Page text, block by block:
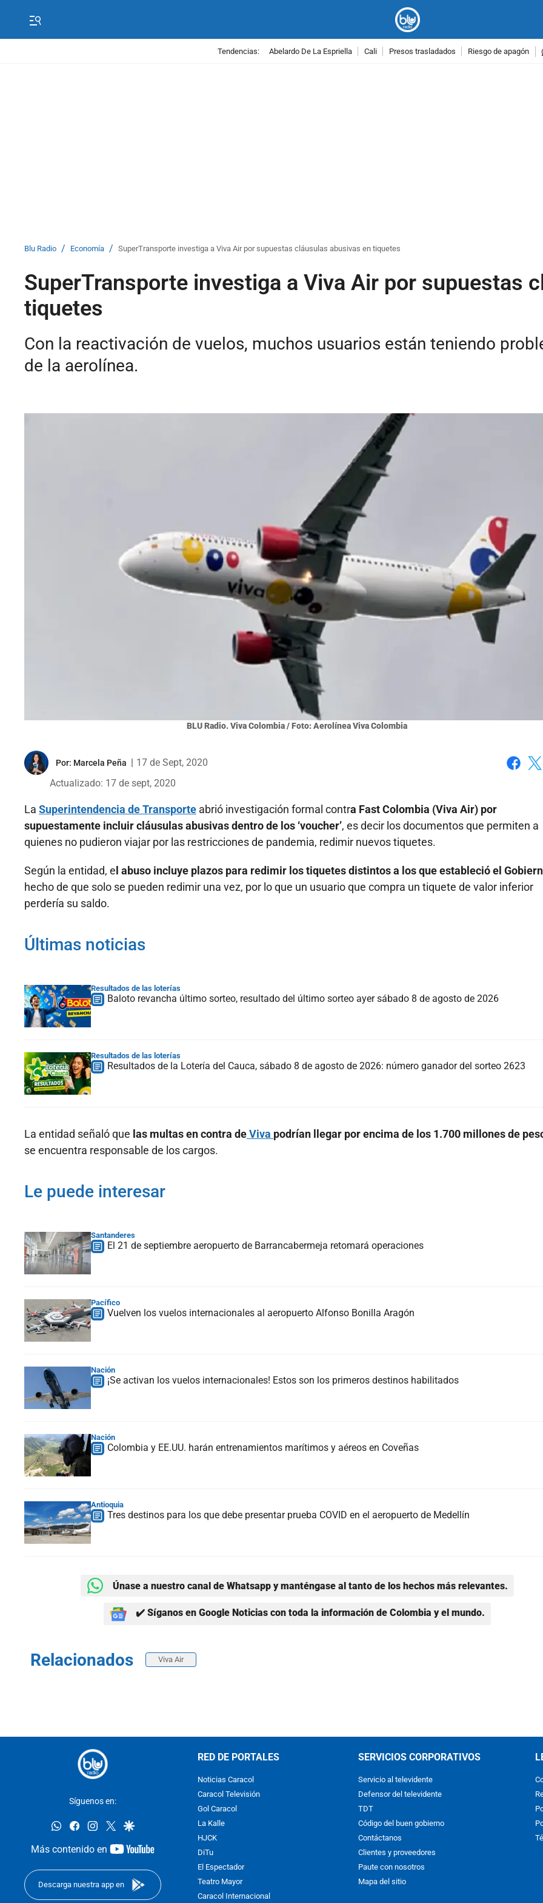
Tendencias: Abelardo De La Espriella Cali Presos trasladados Riesgo de apagón
Blu Radio / Economía / SuperTransporte investiga a Viva Air por supuestas cláusulas abusivas en tiquetes
SuperTransporte investiga a Viva Air por supuestas
tiquetes
Con la reactivación de vuelos, muchos usuarios están teniendo
de la aerolínea.
BLU Radio. Viva Colombia / Foto: Aerolínea Viva Colombia
Por: Marcela Peña
17 de Sept, 2020
Actualizado: 17 de sept, 2020
La Superintendencia de Transporte abrió investigación formal contra Fast Colombia (Viva Air) por
supuestamente incluir cláusulas abusivas dentro de los ‘voucher’, es decir los documentos que permiten a
quienes no pudieron viajar por las restricciones de pandemia, redimir nuevos tiquetes.
Según la entidad, e l abuso incluye plazos para redimir los tiquetes distintos a los que estableció el
hecho de que solo se pueden redimir una vez, por lo que un usuario que compra un tiquete de valor inferior
perdería su saldo.
Últimas noticias
Resultados de las loterías
Baloto revancha último sorteo, resultado del último sorteo ayer sábado 8 de agosto de 2026
Resultados de las loterías
Resultados de la Lotería del Cauca, sábado 8 de agosto de 2026: número ganador del sorteo 2623
La entidad señaló que las multas en contra deViva podrían llegar por encima de los 1.700 millones de
se encuentra responsable de los cargos.
Le puede interesar
Santanderes
El 21 de septiembre aeropuerto de Barrancabermeja retomará operaciones
Pacífico
Vuelven los vuelos internacionales al aeropuerto Alfonso Bonilla Aragón
Nación
¡Se activan los vuelos internacionales! Estos son los primeros destinos habilitados
Nación
Colombia y EE.UU. harán entrenamientos marítimos y aéreos en Coveñas
Antioquia
Tres destinos para los que debe presentar prueba COVID en el aeropuerto de Medellín
Únase a nuestro canal de Whatsapp y manténgase al tanto de los hechos más relevantes.
✔️ Síganos en Google Noticias con toda la información de Colombia y el mundo.
Relacionados Viva Air
Síguenos en:
whatsappfacebookinstagram
twittergoogle
Más contenido en
youtube-
Descarga nuestra app en
RED DE PORTALES
Noticias Caracol
Caracol Televisión
Gol Caracol
La Kalle
HJCK
DiTu
El Espectador
Teatro Mayor
Caracol Internacional
SERVICIOS CORPORATIVOS
Servicio al televidente
Defensor del televidente
TDT
Código del buen gobierno
Contáctanos
Clientes y proveedores
Paute con nosotros
Mapa del sitio